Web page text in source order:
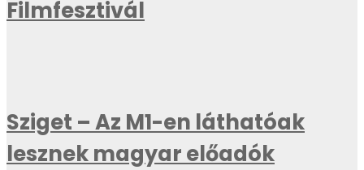
Filmfesztivál
Sziget – Az M1-en láthatóak
lesznek magyar előadók